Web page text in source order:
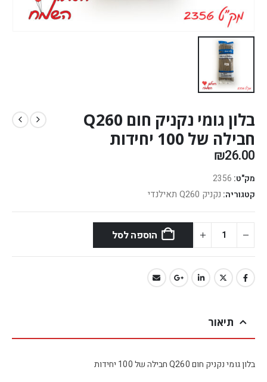
בלון גומי נקניק חום Q260
חבילה של 100 יחידות
₪26.00
מק"ט: 2356
קטגוריה: נקניק Q260 תאילנדי
הוספה לסל
תיאור
בלון גומי נקניק חום Q260 חבילה של 100 יחידות